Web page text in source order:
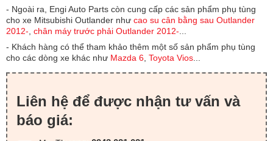
- Ngoài ra, Engi Auto Parts còn cung cấp các sản phẩm phụ tùng
cho xe Mitsubishi Outlander như cao su cân bằng sau Outlander
2012- chân máy trước phải Outlander 2012-
- Khách hàng có thể tham khảo thêm một số sản phẩm phụ tùng
cho các dòng xe khác như Mazda 6 Toyota Vios
Liên hệ để được nhận tư vấn và
báo giá: